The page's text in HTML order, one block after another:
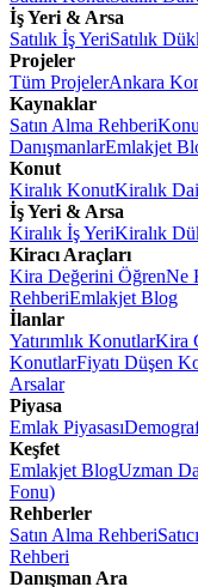
İş Yeri & Arsa
Satılık İş YeriSatılık
Projeler
Tüm ProjelerAnkara
Kaynaklar
Satın Alma Rehberi
DanışmanlarEmlakjet
Konut
Kiralık KonutKiralık
İş Yeri & Arsa
Kiralık İş YeriKiralık
Kiracı Araçları
Kira Değerini ÖğrenNe
RehberiEmlakjet Blog
İlanlar
Yatırımlık KonutlarKira
KonutlarFiyatı Düşen
Arsalar
Piyasa
Emlak Piyasası
Keşfet
Emlakjet BlogUzman
Fonu)
Rehberler
Satın Alma Rehberi
Rehberi
Danışman Ara